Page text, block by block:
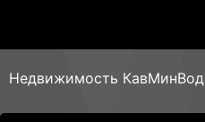
Недвижимость КавМинВод